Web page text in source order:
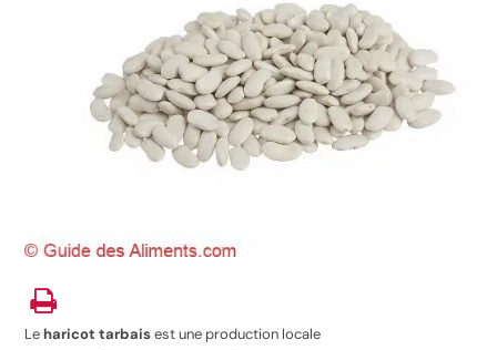
Leharicot tarbaisest une production locale